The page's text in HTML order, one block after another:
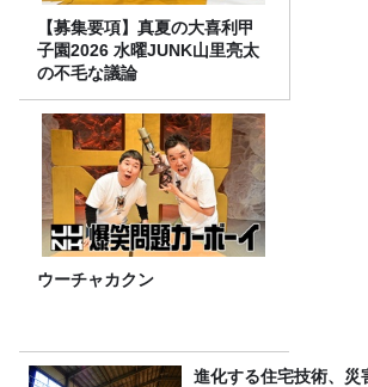
【募集要項】真夏の大喜利甲
子園2026 水曜JUNK山里亮太
の不毛な議論
ウーチャカクン
進化する住宅技術、災